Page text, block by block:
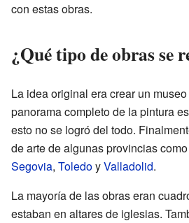
con estas obras.
¿Qué tipo de obras se
La idea original era crear un
panorama completo de la pintura
esto no se logró del todo.
de arte de algunas provincias como
Segovia, ToledoyValladolid.
La mayoría de las obras eran
estaban en altares de iglesias.